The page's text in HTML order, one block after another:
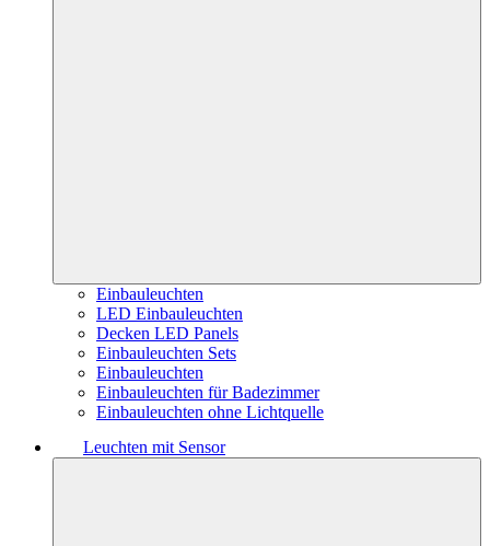
Einbauleuchten
LED Einbauleuchten
Decken LED Panels
Einbauleuchten Sets
Einbauleuchten
Einbauleuchten für Badezimmer
Einbauleuchten ohne Lichtquelle
Leuchten mit Sensor